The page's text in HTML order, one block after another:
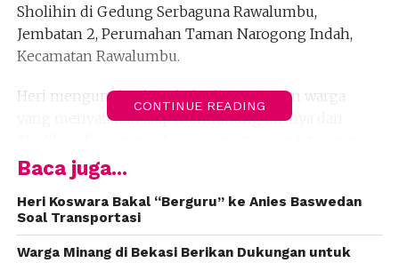
Sholihin di Gedung Serbaguna Rawalumbu,
Jembatan 2, Perumahan Taman Narogong Indah,
Kecamatan Rawalumbu.
Heri mengungkapkan, kehadiran ratusan warga
yang menyatakan siap mendukung dirinya dan
karena ini adalah kali pertama ia disambut hangat
oleh ratusan warga.
“Ini istimewa, melihat jumlah yang hadir luar biasa.
Saya juga baru kali ini, deklarasi dengan tingkat
CONTINUE READING
Baca juga...
Heri Koswara Bakal “Berguru” ke Anies Baswedan
Soal Transportasi
Warga Minang di Bekasi Berikan Dukungan untuk